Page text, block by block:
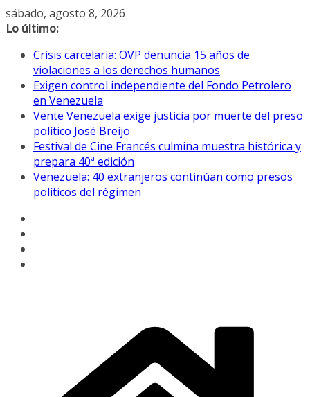
Saltar
al
sábado, agosto 8, 2026
Lo último:
Crisis carcelaria: OVP denuncia 15 años de
violaciones a los derechos humanos
Exigen control independiente del Fondo Petrolero
en Venezuela
Vente Venezuela exige justicia por muerte del preso
político José Breijo
Festival de Cine Francés culmina muestra histórica y
prepara 40ª edición
Venezuela: 40 extranjeros continúan como presos
políticos del régimen